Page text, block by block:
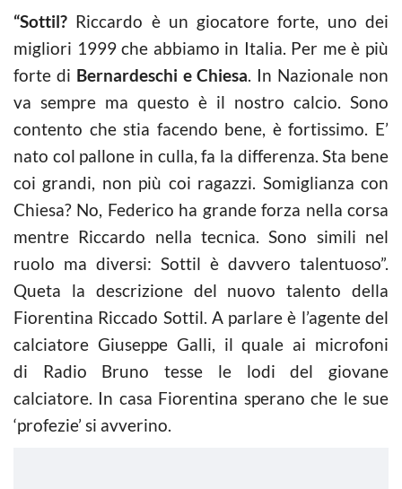
“Sottil? Riccardo è un giocatore forte, uno dei
migliori 1999 che abbiamo in Italia. Per me è più
forte di Bernardeschi e Chiesa. In Nazionale non
va sempre ma questo è il nostro calcio. Sono
contento che stia facendo bene, è fortissimo. E’
nato col pallone in culla, fa la differenza. Sta bene
coi grandi, non più coi ragazzi. Somiglianza con
Chiesa? No, Federico ha grande forza nella corsa
mentre Riccardo nella tecnica. Sono simili nel
ruolo ma diversi: Sottil è davvero talentuoso”.
Queta la descrizione del nuovo talento della
Fiorentina Riccado Sottil. A parlare è l’agente del
calciatore Giuseppe Galli, il quale ai microfoni
di Radio Bruno tesse le lodi del giovane
calciatore. In casa Fiorentina sperano che le sue
‘profezie’ si avverino.